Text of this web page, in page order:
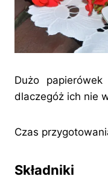
Dużo
dlaczegóż ich nie
Czas
Składniki